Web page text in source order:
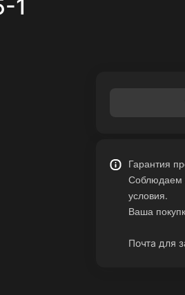
1
Гарантия
Соблюдаем
условия.
Ваша
Почта для